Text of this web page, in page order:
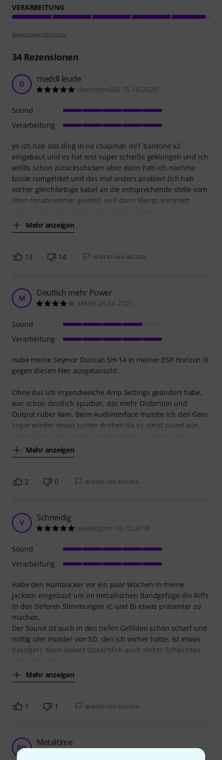
VERARBEITUNG
Bewertungsrichtlinien
34Rezensionen
D meddl leude
destroyer666 15.10.2020
yo ich hab das ding in ne chapman ml1 baritone v2
eingebaut und es hat erst super scheiße geklungen und ich
wollts schon zurückschicken aber dann hab ich nochma
bissle rumgelötet und das mal anders probiert (ich hab
vorher gleichfarbige kabel an die entsprechende stelle vom
alten tonabnehmer gelötet) und dann klangs komplett
Mehr anzeigen
Sound
Verarbeitung
13 14 BEWERTUNG MELDEN
M Deutlich mehr Power
MK86 28.04.2021
Habe meine Seymor Duncan SH-14 in meiner ESP Horizon III
gegen diesen hier ausgetauscht.
Ohne das ich irrgendwelche Amp Settings geändert habe,
war schon deutlich spürbar, das mehr Distortion und
Output rüber kam. Beim Audiinterface musste ich den Gain
sogar wieder etwas runter drehen da es sonst zuviel war.
Mehr anzeigen
Sound
Verarbeitung
2 0 BEWERTUNG MELDEN
V Schneidig
vaskebjorn 16.10.2018
Habe den Humbucker vor ein paar Wochen in meine
Jackson eingebaut um im metallischen Bandgefüge die Riffs
in den tieferen Stimmungen (C und B) etwas präsenter zu
machen.
Der Sound ist auch in den tiefen Gefilden schön scharf und
mittig (der Invader von SD, den ich vorher hatte, ist etwas
bassiger). Kann soweit tatsächlich auch nichts Schlechtes
Mehr anzeigen
Sound
Verarbeitung
1 1 BEWERTUNG MELDEN
BH Metaltime